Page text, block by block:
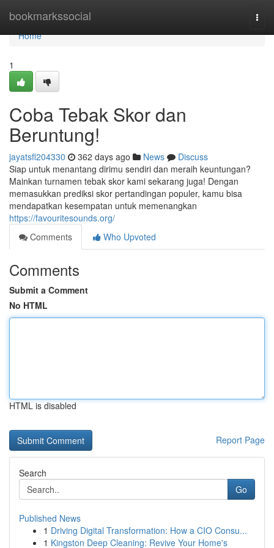
bookmarkssocial
Home
Home
1
Coba Tebak Skor dan
Beruntung!
jayatsfl204330 362 days ago News
Discuss
Siap untuk menantang dirimu sendiri dan meraih keuntungan?
Mainkan turnamen tebak skor kami sekarang juga! Dengan
memasukkan prediksi skor pertandingan populer, kamu bisa
mendapatkan kesempatan untuk memenangkan
https://favouritesounds.org/
Comments
Who Upvoted
Comments
Submit a Comment
No HTML
HTML is disabled
Report Page
Search
Go
Published News
1 Driving Digital Transformation: How a CIO Consu...
1 Kingston Deep Cleaning: Revive Your Home's